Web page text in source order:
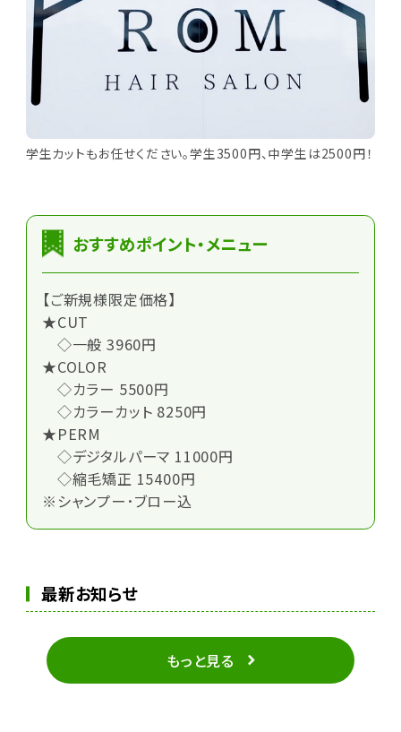
学生カットもお任せください。学生3500円、中学生は2500円！
おすすめポイント・メニュー
【ご新規様限定価格】
★CUT
◇一般 3960円
★COLOR
◇カラー 5500円
◇カラーカット 8250円
★PERM
◇デジタルパーマ 11000円
◇縮毛矯正 15400円
※シャンプー･ブロー込
最新お知らせ
もっと見る